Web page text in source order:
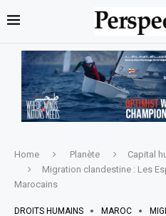
Home Planète Capital
Migration clandestine : Les
Marocains
DROITS HUMAINS MAROC